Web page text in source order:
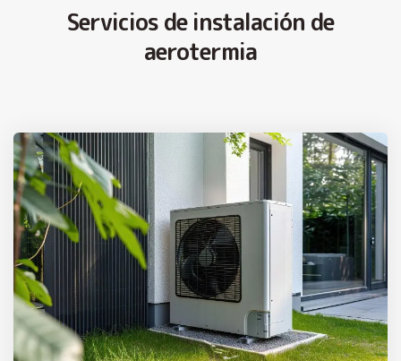
Servicios de instalación de
aerotermia